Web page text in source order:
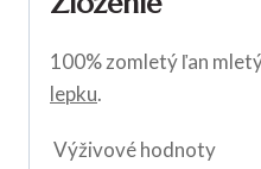
100% zomletý ľan
lepku.
Výživové hodnoty